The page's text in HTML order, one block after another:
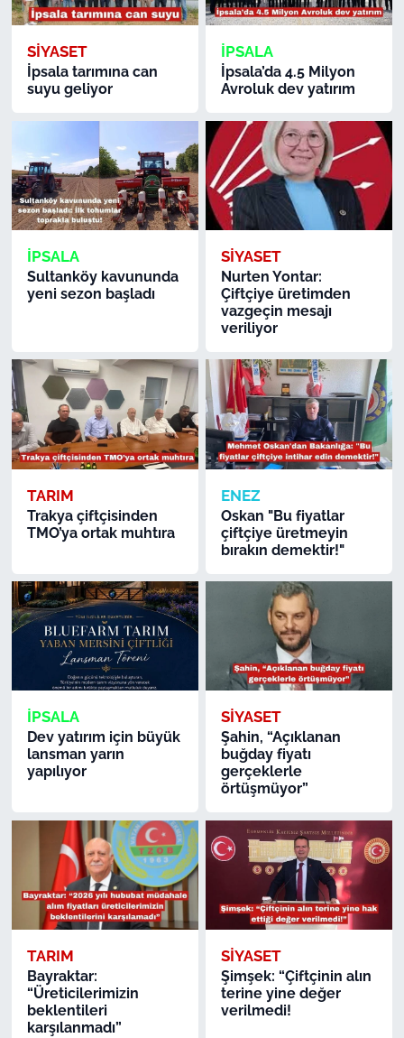
SİYASET
İpsala tarımına can
suyu geliyor
İPSALA
İpsala’da 4.5 Milyon
Avroluk dev yatırım
İPSALA
Sultanköy kavununda
yeni sezon başladı
SİYASET
Nurten Yontar:
Çiftçiye üretimden
vazgeçin mesajı
veriliyor
TARIM
Trakya çiftçisinden
TMO’ya ortak muhtıra
ENEZ
Oskan "Bu fiyatlar
çiftçiye üretmeyin
bırakın demektir!"
İPSALA
Dev yatırım için büyük
lansman yarın
yapılıyor
SİYASET
Şahin, “Açıklanan
buğday fiyatı
gerçeklerle
örtüşmüyor”
TARIM
Bayraktar:
“Üreticilerimizin
beklentileri
karşılanmadı”
SİYASET
Şimşek: “Çiftçinin alın
terine yine değer
verilmedi!
English News
Canlı Maç
Finans
Genel-A
Gündem-Eğitim